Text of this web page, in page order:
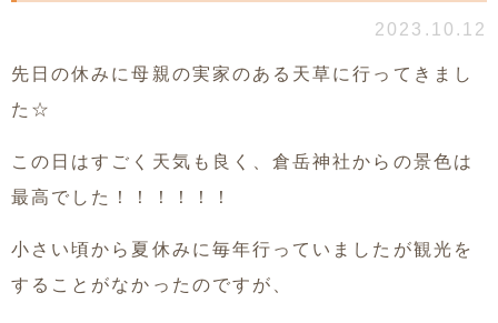
2023.10.12
先日の休みに母親の実家のある天草に行ってきまし
た☆
この日はすごく天気も良く、倉岳神社からの景色は
最高でした！！！！！！
小さい頃から夏休みに毎年行っていましたが観光を
することがなかったのですが、